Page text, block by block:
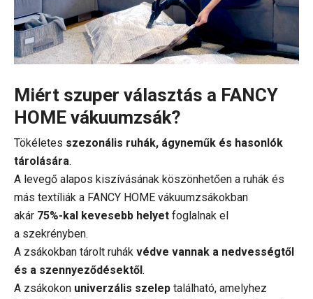
Miért szuper választás a FANCY
HOME vákuumzsák?
Tökéletes szezonális ruhák, ágyneműk és hasonlók
tárolására.
A levegő alapos kiszívásának köszönhetően a ruhák és
más textíliák a FANCY HOME vákuumzsákokban
akár 75%-kal kevesebb helyet foglalnak el
a szekrényben.
A zsákokban tárolt ruhák védve vannak a nedvességtől
és a szennyeződésektől .
A zsákokon univerzális szelep található, amelyhez